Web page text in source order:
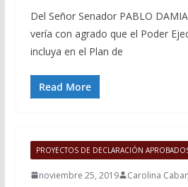
Del Señor Senador PABLO
vería con agrado que el Poder
incluya en el Plan de
Read More
PROYECTOS DE DECLARACIÓN
noviembre 25, 2019 Carolina